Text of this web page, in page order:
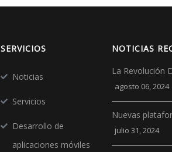
SERVICIOS
Noticias
Servicios
Desarrollo de
aplicaciones móviles
NOTICIAS
La Revolución
agosto 06, 2024
Nuevas
julio 31, 2024